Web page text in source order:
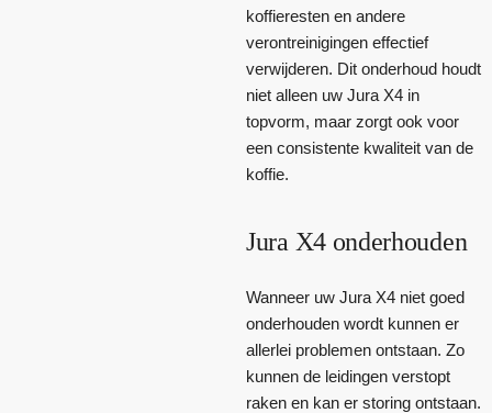
koffieresten en andere
verontreinigingen effectief
verwijderen. Dit onderhoud houdt
niet alleen uw Jura X4 in
topvorm, maar zorgt ook voor
een consistente kwaliteit van de
koffie.
Jura X4 onderhouden
Wanneer uw Jura X4 niet goed
onderhouden wordt kunnen er
allerlei problemen ontstaan. Zo
kunnen de leidingen verstopt
raken en kan er storing ontstaan.